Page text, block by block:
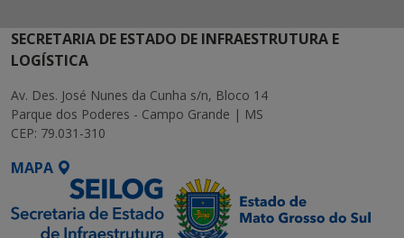
SECRETARIA DE ESTADO DE INFRAESTRUTURA E
LOGÍSTICA
Av. Des. José Nunes da Cunha s/n, Bloco 14
Parque dos Poderes - Campo Grande | MS
CEP: 79.031-310
MAPA